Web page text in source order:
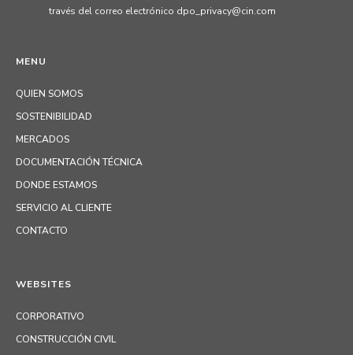
MENU
QUIEN SOMOS
SOSTENIBILIDAD
MERCADOS
DOCUMENTACIÓN TÉCNICA
DONDE ESTAMOS
SERVICIO AL CLIENTE
CONTACTO
través del correo electrónico dpo_privacy@cin.com
WEBSITES
CORPORATIVO
CONSTRUCCIÓN CIVIL